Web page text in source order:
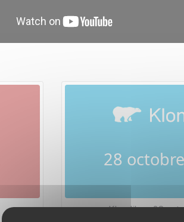
28
Klondike - 28